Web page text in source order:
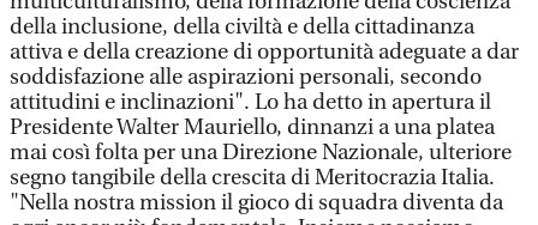
della inclusione, della civiltà e della cittadinanza
attiva e della creazione di opportunità adeguate a dar
soddisfazione alle aspirazioni personali, secondo
attitudini e inclinazioni". Lo ha detto in apertura il
Presidente Walter Mauriello, dinnanzi a una platea
mai così folta per una Direzione Nazionale, ulteriore
segno tangibile della crescita di Meritocrazia Italia.
"Nella nostra mission il gioco di squadra diventa da